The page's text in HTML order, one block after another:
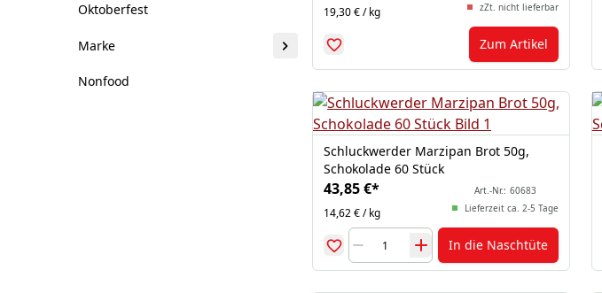
Oktoberfest
Marke
Nonfood
19,30 € / kg
zZt. nicht lieferbar
Zum Artikel
Schluckwerder Marzipan Brot 50g,
Schokolade 60 Stück
43,85 €*
14,62 € / kg
Art.-Nr.: 60683
Lieferzeit ca. 2-5 Tage
In die Naschtüte